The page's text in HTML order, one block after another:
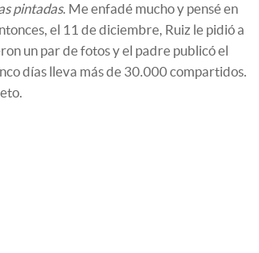
pintadas. Me enfadé mucho y pensé en
el 11 de diciembre, Ruiz le pidió a
un par de fotos y el padre publicó el
días lleva más de 30.000 compartidos.